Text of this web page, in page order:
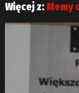
Więcej z: Memy